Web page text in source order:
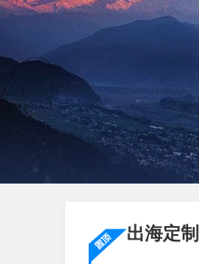
出海定